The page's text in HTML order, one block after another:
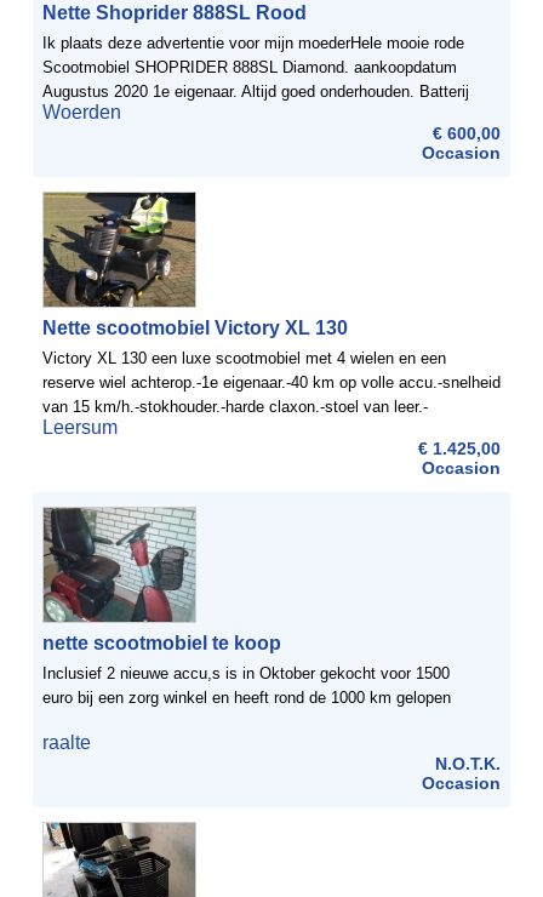
Nette Shoprider 888SL Rood
Ik plaats deze advertentie voor mijn moederHele mooie rode
Scootmobiel SHOPRIDER 888SL Diamond. aankoopdatum
Augustus 2020 1e eigenaar. Altijd goed onderhouden. Batterij
laadt nog goed opInclusief bijhorende luxe scootmobiel-tas en ...
Woerden
€ 600,00
Occasion
Nette scootmobiel Victory XL 130
Victory XL 130 een luxe scootmobiel met 4 wielen en een
reserve wiel achterop.-1e eigenaar.-40 km op volle accu.-snelheid
van 15 km/h.-stokhouder.-harde claxon.-stoel van leer.-
verstelbaar stuur.Contact:
Leersum
€ 1.425,00
Occasion
nette scootmobiel te koop
Inclusief 2 nieuwe accu,s is in Oktober gekocht voor 1500
euro bij een zorg winkel en heeft rond de 1000 km gelopen
raalte
N.O.T.K.
Occasion